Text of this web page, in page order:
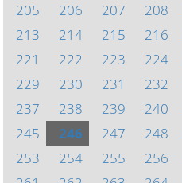
205
206 207 208
213
214 215 216
221
222 223 224
229
230 231 232
237
238 239 240
245
246 247 248
253
254 255 256